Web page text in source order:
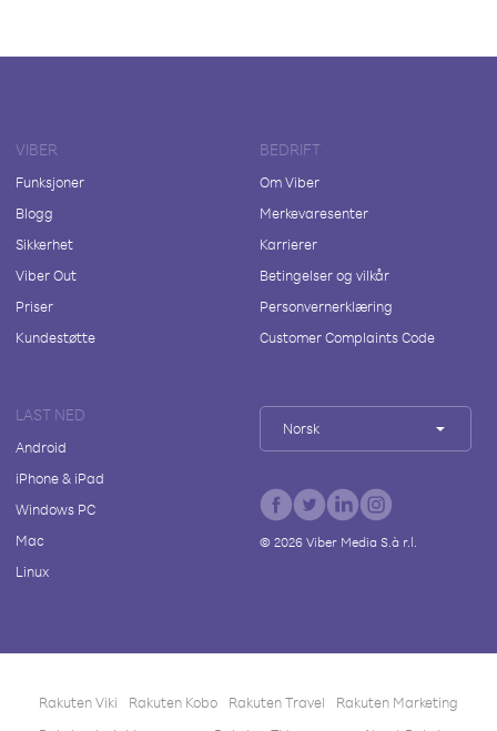
VIBER
Funksjoner
Blogg
Sikkerhet
Viber Out
Priser
Kundestøtte
BEDRIFT
Om Viber
Merkevaresenter
Karrierer
Betingelser og vilkår
Personvernerklæring
Customer Complaints Code
LAST NED
Android
iPhone & iPad
Windows PC
Mac
Linux
Norsk
© 2026Viber Media S.à r.l.
Rakuten Viki Rakuten Kobo Rakuten Travel
Rakuten Marketing